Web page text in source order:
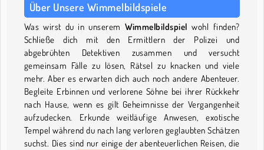
Über Unsere Wimmelbildspiele
Was wirst du in unserem Wimmelbildspiel wohl finden?
Schließe dich mit den Ermittlern der Polizei und
abgebrühten Detektiven zusammen und versucht
gemeinsam Fälle zu lösen, Rätsel zu knacken und viele
mehr. Aber es erwarten dich auch noch andere Abenteuer.
Begleite Erbinnen und verlorene Söhne bei ihrer Rückkehr
nach Hause, wenn es gilt Geheimnisse der Vergangenheit
aufzudecken. Erkunde weitläufige Anwesen, exotische
Tempel während du nach lang verloren geglaubten Schätzen
suchst. Dies sind nur einige der abenteuerlichen Reisen, die